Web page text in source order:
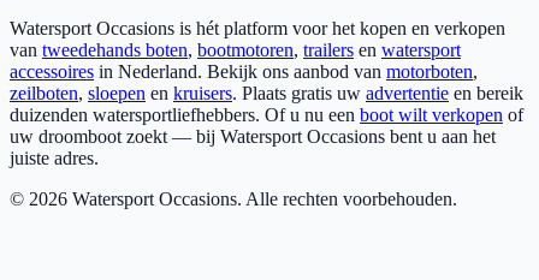
Watersport Occasions is hét platform voor het kopen en verkopen
van tweedehands boten, bootmotoren, trailers en watersport
accessoires in Nederland. Bekijk ons aanbod van motorboten,
zeilboten, sloepen en kruisers. Plaats gratis uw advertentie en bereik
duizenden watersportliefhebbers. Of u nu een boot wilt verkopen of
uw droomboot zoekt — bij Watersport Occasions bent u aan het
juiste adres.
© 2026 Watersport Occasions. Alle rechten voorbehouden.